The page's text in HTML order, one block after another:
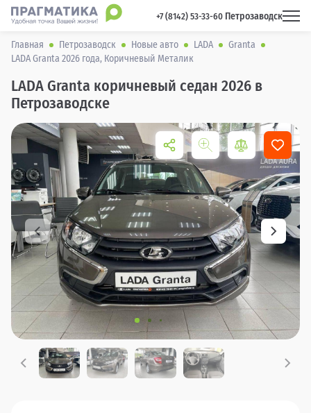
+7 (8142) 53-33-60 Петрозаводск
Главная Петрозаводск Новые авто LADA
Granta
LADA Granta 2026 года, Коричневый Металик
LADA Granta коричневый седан 2026 в
Петрозаводске